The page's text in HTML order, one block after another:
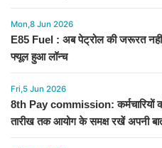
Mon,8 Jun 2026
E85 Fuel : अब पेट्रोल की जरूरत
फ्यूल हुआ लॉन्च
Fri,5 Jun 2026
8th Pay commission: कर्मचारियों
तारीख तक आयोग के समक्ष रखें अपनी